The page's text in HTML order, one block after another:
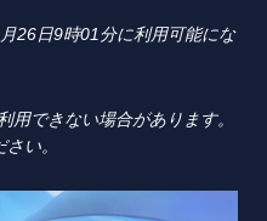
月26日9時01分に利用可能にな
用できない場合があります。
い。